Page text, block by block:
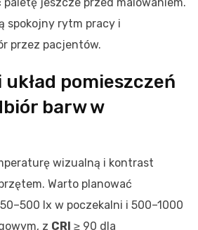
spokojny rytm pracy i
przez pacjentów.
pomieszczeń
barw w
wizualną i kontrast
Warto planować
lx w poczekalni i 500–1000
z CRI ≥ 90 dla